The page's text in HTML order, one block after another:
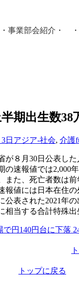
事業部会紹介 ・ ・
期出生数
日 アジア-社会, 介護
が８月30日公表し
の速報値では2,000
また、死亡者数は前
報値には日本在住
公表された2021年
相当する合計特殊出
で円140円台に下落
トップに戻る